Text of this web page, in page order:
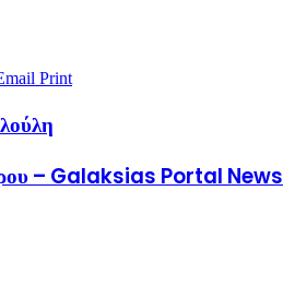
Print
– Galaksias Portal News